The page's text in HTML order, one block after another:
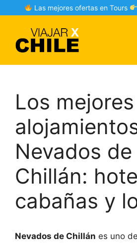
to
Las mejores ofertas en Tours
Los mejores
Nevados de
Chillán:
cabañas y
Nevados de Chillán es uno